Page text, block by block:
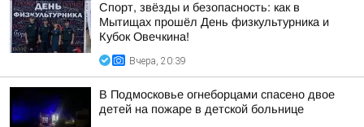
Спорт, звёзды и безопасность: как в
Мытищах прошёл День физкультурника и
Кубок Овечкина!
Вчера, 20:39
В Подмосковье огнеборцами спасено двое
детей на пожаре в детской больнице